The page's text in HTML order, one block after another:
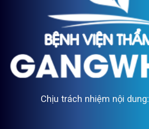
Chịu trách nhiệm nội dung: